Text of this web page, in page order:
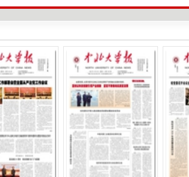
院、经济与管理学院
仪器与电子学院获宣
之姿赛出水平、赛出
心聚力、争创一流的
头转化为办学治校的
径，奋力书写学校高
学生记者 兰梦姚